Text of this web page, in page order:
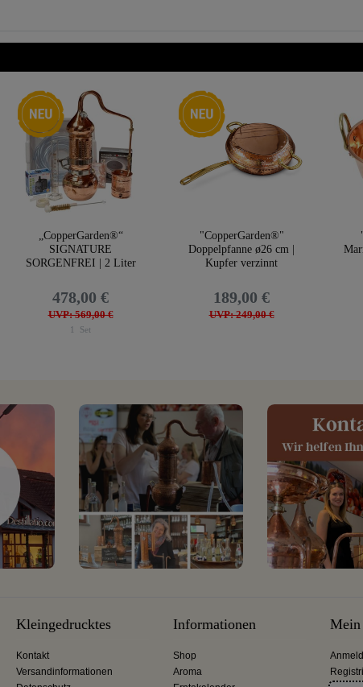
Neuheit
„CopperGarden®“
SIGNATURE
SORGENFREI | 2 Liter
UVP: 569,00 €
478,00 €
1 Set
Neuheit
"CopperGarden®"
Doppelpfanne ø26 cm |
Kupfer verzinnt
UVP: 249,00 €
189,00 €
Kleingedrucktes
Kontakt
Versandinformationen
Informationen
Shop
Aroma